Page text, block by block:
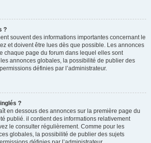
?
souvent des informations importantes concernant le
et doivent être lues dès que possible. Les annonces
chaque page du forum dans lequel elles sont
annonces globales, la possibilité de publier des
définies par l’administrateur.
?
en dessous des annonces sur la première page du
publié. il contient des informations relativement
le consulter régulièrement. Comme pour les
globales, la possibilité de publier des sujets